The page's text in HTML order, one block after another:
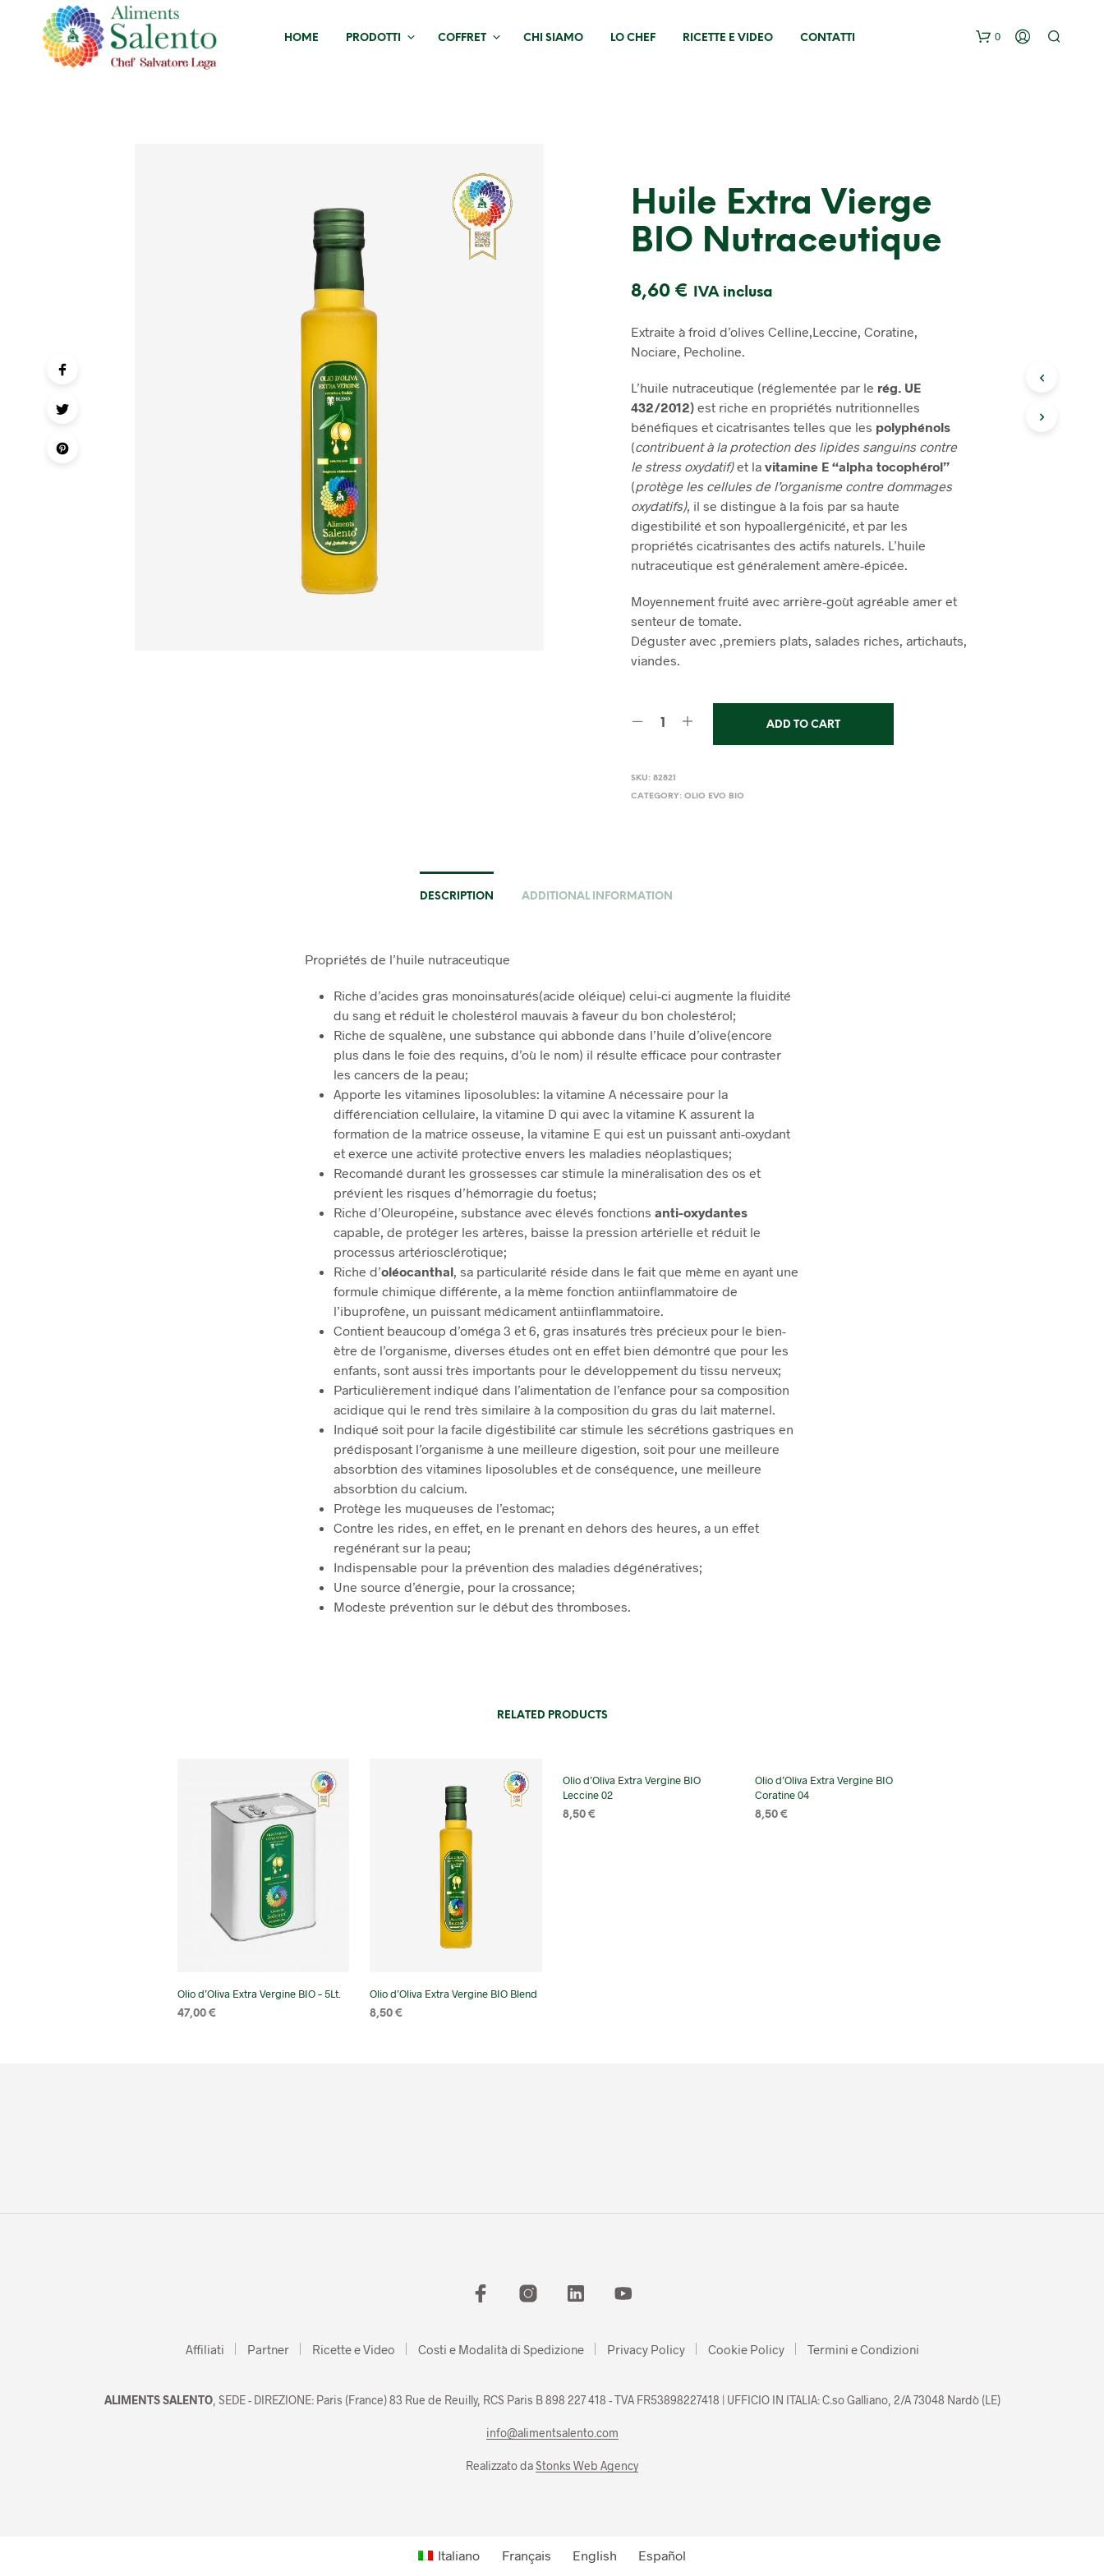
HOME PRODOTTI COFFRET CHI SIAMO LO CHEF RICETTE E VIDEO CONTATTI 0
Huile Extra Vierge
BIO Nutraceutique
8,60€ IVA inclusa
Extraite à froid d’olives Celline,Leccine, Coratine,
Nociare, Pecholine.
L’huile nutraceutique (réglementée par le rég. UE
432/2012) est riche en propriétés nutritionnelles
bénéfiques et cicatrisantes telles que les polyphénols
(contribuent à la protection des lipides sanguins contre
le stress oxydatif)et lavitamine E “alpha tocophérol”
(protège les cellules de l’organisme contre dommages
oxydatifs), il se distingue à la fois par sa haute
digestibilité et son hypoallergénicité, et par les
propriétés cicatrisantes des actifs naturels. L’huile
nutraceutique est généralement amère-épicée.
Moyennement fruité avec arrière-goùt agréable amer et
senteur de tomate.
Déguster avec ,premiers plats, salades riches, artichauts,
viandes.
ADD TO CART
SKU:82821
CATEGORY:OLIO EVO BIO
DESCRIPTION ADDITIONAL INFORMATION
Propriétés de l’huile nutraceutique
Riche d’acides gras monoinsaturés(acide oléique) celui-ci augmente la fluidité
du sang et réduit le cholestérol mauvais à faveur du bon cholestérol;
Riche de squalène, une substance qui abbonde dans l’huile d’olive(encore
plus dans le foie des requins, d’où le nom) il résulte efficace pour contraster
les cancers de la peau;
Apporte les vitamines liposolubles: la vitamine A nécessaire pour la
différenciation cellulaire, la vitamine D qui avec la vitamine K assurent la
formation de la matrice osseuse, la vitamine E qui est un puissant anti-oxydant
et exerce une activité protective envers les maladies néoplastiques;
Recomandé durant les grossesses car stimule la minéralisation des os et
prévient les risques d’hémorragie du foetus;
Riche d’Oleuropéine, substance avec élevés fonctions anti-oxydantes
capable, de protéger les artères, baisse la pression artérielle et réduit le
processus artériosclérotique;
Riche d’oléocanthal, sa particularité réside dans le fait que mème en ayant une
formule chimique différente, a la mème fonction antiinflammatoire de
l’ibuprofène, un puissant médicament antiinflammatoire.
Contient beaucoup d’oméga 3 et 6, gras insaturés très précieux pour le bien-
ètre de l’organisme, diverses études ont en effet bien démontré que pour les
enfants, sont aussi très importants pour le développement du tissu nerveux;
Particulièrement indiqué dans l’alimentation de l’enfance pour sa composition
acidique qui le rend très similaire à la composition du gras du lait maternel.
Indiqué soit pour la facile digéstibilité car stimule les sécrétions gastriques en
prédisposant l’organisme à une meilleure digestion, soit pour une meilleure
absorbtion des vitamines liposolubles et de conséquence, une meilleure
absorbtion du calcium.
Protège les muqueuses de l’estomac;
Contre les rides, en effet, en le prenant en dehors des heures, a un effet
regénérant sur la peau;
Indispensable pour la prévention des maladies dégénératives;
Une source d’énergie, pour la crossance;
Modeste prévention sur le début des thromboses.
RELATED PRODUCTS
Olio d’Oliva Extra Vergine BIO – 5Lt.
47,00 €
Olio d’Oliva Extra Vergine BIO Blend
8,50 €
Olio d’Oliva Extra Vergine BIO
Leccine 02
8,50 €
Olio d’Oliva Extra Vergine BIO
Coratine 04
8,50 €
Affiliati Partner Ricette e Video Costi e Modalità di Spedizione Privacy Policy Cookie Policy Termini e Condizioni
ALIMENTS SALENTO, SEDE - DIREZIONE: Paris (France) 83 Rue de Reuilly, RCS Paris B 898 227 418 - TVA FR53898227418 | UFFICIO IN ITALIA: C.so Galliano, 2/A 73048 Nardò (LE)
info@alimentsalento.com
Realizzato daStonks Web Agency
Italiano Français English Español